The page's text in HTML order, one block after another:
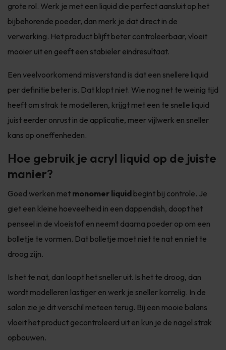
grote rol. Werk je met een liquid die perfect aansluit op het
bijbehorende poeder, dan merk je dat direct in de
verwerking. Het product blijft beter controleerbaar, vloeit
mooier uit en geeft een stabieler eindresultaat.
Een veelvoorkomend misverstand is dat een snellere liquid
per definitie beter is. Dat klopt niet. Wie nog net te weinig tijd
heeft om strak te modelleren, krijgt met een te snelle liquid
juist eerder onrust in de applicatie, meer vijlwerk en sneller
kans op oneffenheden.
Hoe gebruik je acryl liquid op de juiste
manier?
Goed werken met monomer liquidbegint bij controle. Je
giet een kleine hoeveelheid in een dappendish, doopt het
penseel in de vloeistof en neemt daarna poeder op om een
bolletje te vormen. Dat bolletje moet niet te nat en niet te
droog zijn.
Is het te nat, dan loopt het sneller uit. Is het te droog, dan
wordt modelleren lastiger en werk je sneller korrelig. In de
salon zie je dit verschil meteen terug. Bij een mooie balans
vloeit het product gecontroleerd uit en kun je de nagel strak
opbouwen.